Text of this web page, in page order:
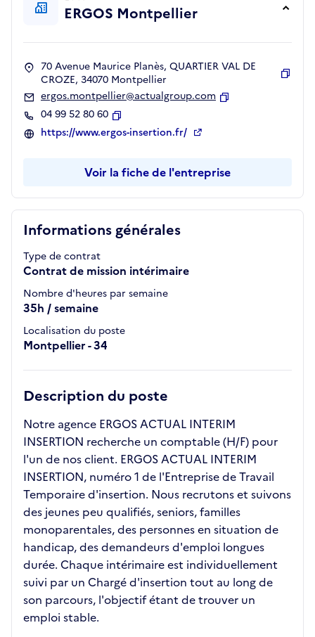
Informations générales
Type de contrat
Contrat de mission intérimaire
Nombre d'heures par semaine
35h / semaine
Localisation du poste
Montpellier - 34
Description du poste
Notre agence ERGOS ACTUAL INTERIM
INSERTION recherche un comptable (H/F) pour
l'un de nos client. ERGOS ACTUAL INTERIM
INSERTION, numéro 1 de l'Entreprise de Travail
Temporaire d'insertion. Nous recrutons et suivons
des jeunes peu qualifiés, seniors, familles
monoparentales, des personnes en situation de
handicap, des demandeurs d'emploi longues
durée. Chaque intérimaire est individuellement
suivi par un Chargé d'insertion tout au long de
son parcours, l'objectif étant de trouver un
emploi stable.
ERGOS Montpellier
70 Avenue Maurice Planès, QUARTIER VAL DE
CROZE, 34070 Montpellier
ergos.montpellier@actualgroup.com
04 99 52 80 60
Copier
https://www.ergos-insertion.fr/
Voir la fiche de l'entreprise